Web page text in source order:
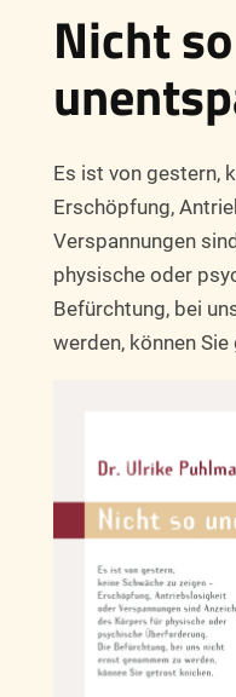
Nicht so
Es ist von gestern,
Erschöpfung,
Verspannungen
physische oder
Befürchtung, bei
werden, können